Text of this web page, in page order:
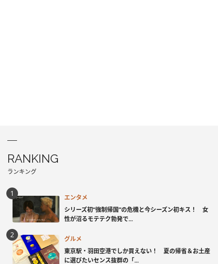
RANKING
ランキング
エンタメ
シリーズ初“強制帰国”の危機と今シーズン初キス！ 女
性が沼るモテテク勃発で...
グルメ
東京駅・羽田空港でしか買えない！ 夏の帰省＆お土産
に選びたいセンス抜群の「...